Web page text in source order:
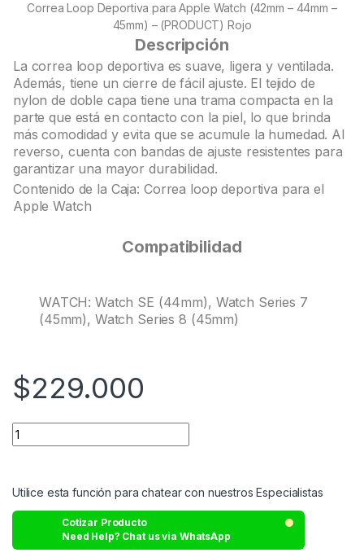
Correa Loop Deportiva para Apple Watch (42mm – 44mm –
45mm) – (PRODUCT) Rojo
Descripción
La correa loop deportiva es suave, ligera y ventilada.
Además, tiene un cierre de fácil ajuste. El tejido de
nylon de doble capa tiene una trama compacta en la
parte que está en contacto con la piel, lo que brinda
más comodidad y evita que se acumule la humedad. Al
reverso, cuenta con bandas de ajuste resistentes para
garantizar una mayor durabilidad.
Contenido de la Caja: Correa loop deportiva para el
Apple Watch
Compatibilidad
WATCH: Watch SE (44mm), Watch Series 7
(45mm), Watch Series 8 (45mm)
$229.000
Utilice esta función para chatear con nuestros Especialistas
Cotizar Producto
Need Help? Chat us via WhatsApp